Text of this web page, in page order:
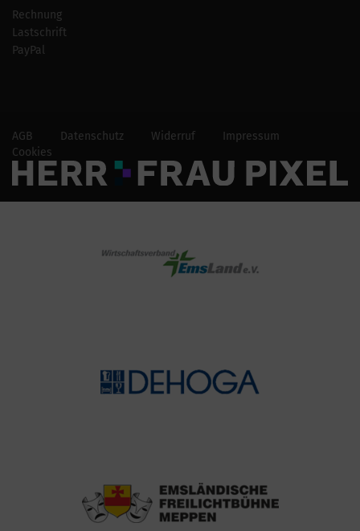
Rechnung
Lastschrift
PayPal
AGB Datenschutz Widerruf
Impressum
Cookies